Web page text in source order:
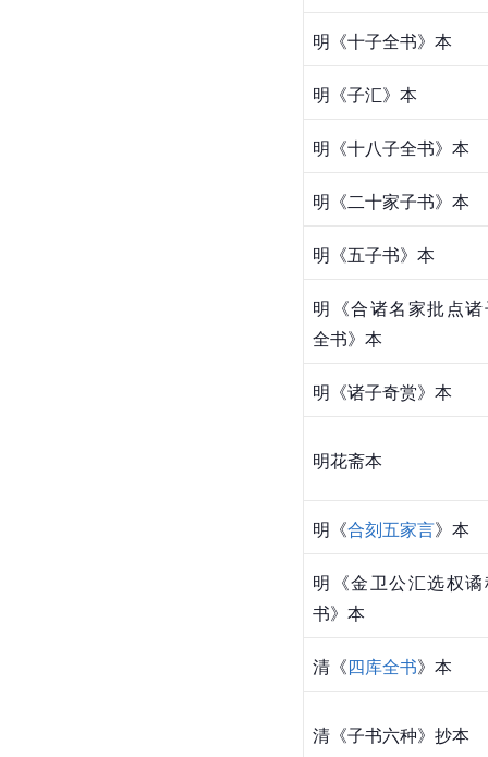
明《十子全书》本
明《子汇》本
明《十八子全书》本
明《二十家子书》本
明《五子书》本
明《合诸名家批点诸
全书》本
明《诸子奇赏》本
明花斋本
明《合刻五家言》本
明《金卫公汇选权谲
书》本
清《四库全书》本
清《子书六种》抄本